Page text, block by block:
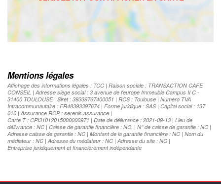
Mentions légales
Affichage des informations légales : TCC | Raison sociale : TRANSACTION CAFE
CONSEIL | Adresse siège social : 3 avenue de l'europe Immeuble Campus II C -
31400 TOULOUSE | Siret : 39339767400051 | RCS : Toulouse | Numero TVA
Intracommunautaire : FR48393397674 | Forme juridique : SAS | Capital social : 137
010 | Assurance RCP : serenis assurance |
Carte T : CPI31012015000000971 | Date de délivrance : 2021-09-13 | Lieu de
délivrance : NC | Caisse de garantie financière : NC. | N° de caisse de garantie : NC |
Adresse caisse de garantie : NC | Montant de la garantie financière : NC | Nom du
médiateur : NC | Adresse du médiateur : NC | Adresse du site : NC |
Entreprise juridiquement et financièrement indépendante